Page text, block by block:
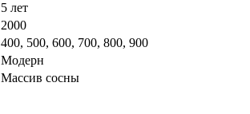
5 лет
2000
400, 500, 600, 700, 800, 900
Модерн
Массив сосны